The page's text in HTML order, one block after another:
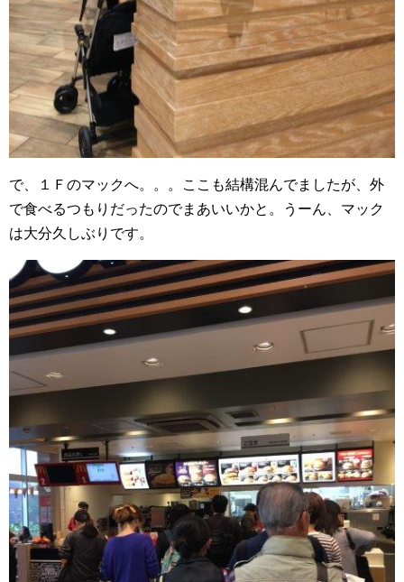
で、１Ｆのマックへ。。。ここも結構混んでましたが、外
で食べるつもりだったのでまあいいかと。うーん、マック
は大分久しぶりです。